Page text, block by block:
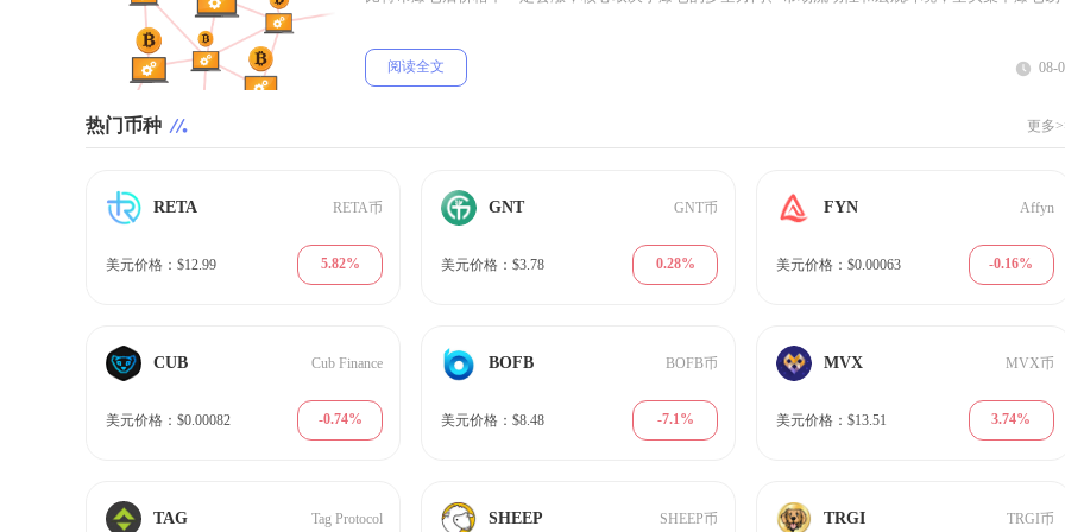
阅读全文 08-
热门币种 更多
RETA RETA币
美元价格：$12.99 5.82%
GNT GNT币
美元价格：$3.78 0.28%
FYN Affyn
美元价格：$0.00063 -0.16%
CUB Cub Finance
美元价格：$0.00082 -0.74%
BOFB BOFB币
美元价格：$8.48 -7.1%
MVX MVX币
美元价格：$13.51 3.74%
TAG Tag Protocol SHEEP SHEEP币 TRGI TRGI币